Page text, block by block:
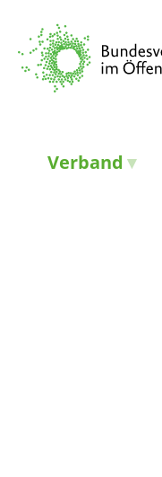
Verband